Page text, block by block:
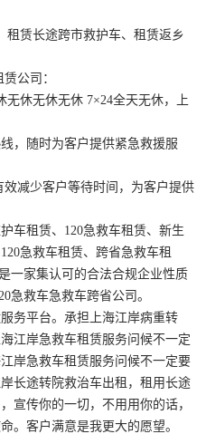
租赁长途跨市救护车、租赁返乡
公司：
无休无休无休 7×24全天无休，上
，随时为客户提供紧急救援服
减少客户等待时间，为客户提供
车租赁、120急救车租赁、新生
急救车租赁、跨省急救车租
一家集认可的合法合规企业性质
急救车急救车跨省公司。
务平台。承担上海江岸病重转
江岸急救车租赁服务问候不一定
岸急救车租赁服务问候不一定要
长途转院救治车出租，租用长途
宣传你的一切，不用用你的话，
。客户满意是我更大的愿望。